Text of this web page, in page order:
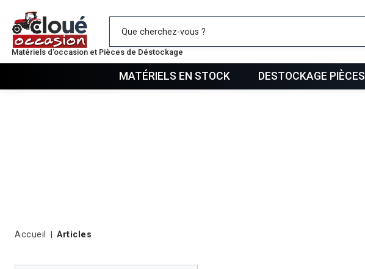
Matériels d’occasion et Pièces de Déstockage
Mes favoris
MATÉRIELS EN STOCK DESTOCKAGE PIÈCES
Accueil Articles